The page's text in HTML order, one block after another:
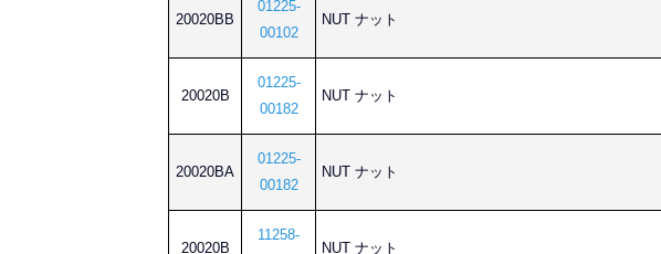
20020BB
01225-
00102
NUT ナット
20020B
01225-
00182
NUT ナット
20020BA
01225-
00182
NUT ナット
20020B
11258-
NUT ナット